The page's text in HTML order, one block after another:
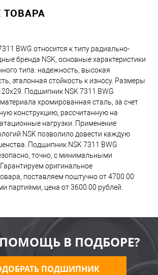
BWG относится к типу радиально-
бренда NSK, основные характеристики
типа: надежность, высокая
эталонная стойкость к износу. Размеры
Подшипник NSK 7311 BWG
хромированная сталь, за счет
конструкцию, рассчитанную на
нагрузки. Применение
NSK позволило довести каждую
Подшипник NSK 7311 BWG
точно, с минимальными
оригинальное
поставляем поштучно от 4700.00
партиями, цена от 3600.00 рублей.
В ПОДБОРЕ?
ПОДШИПНИК